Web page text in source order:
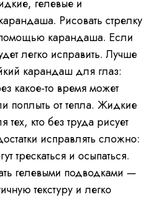
гелевые и
Рисовать стрелку
карандаша. Если
легко исправить. Лучше
карандаш для глаз:
какое-то время может
поплыть от тепла. Жидкие
кто без труда рисует
исправлять сложно:
трескаться и осыпаться.
гелевыми подводками —
текстуру и легко